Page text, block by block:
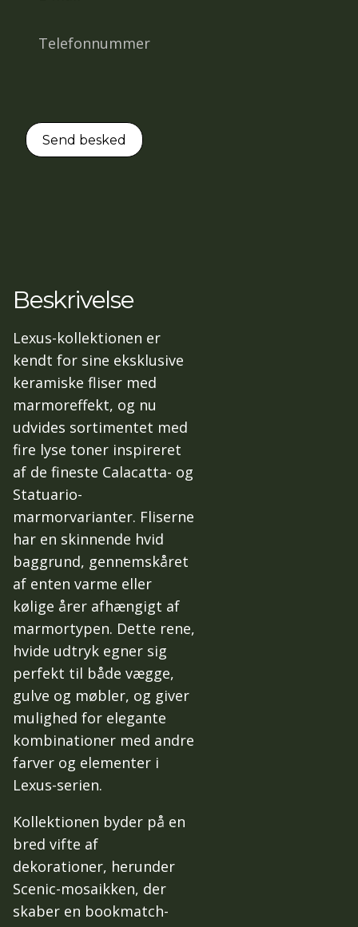
Beskrivelse
Lexus-kollektionen er
kendt for sine eksklusive
keramiske fliser med
marmoreffekt, og nu
udvides sortimentet med
fire lyse toner inspireret
af de fineste Calacatta- og
Statuario-
marmorvarianter. Fliserne
har en skinnende hvid
baggrund, gennemskåret
af enten varme eller
kølige årer afhængigt af
marmortypen. Dette rene,
hvide udtryk egner sig
perfekt til både vægge,
gulve og møbler, og giver
mulighed for elegante
kombinationer med andre
farver og elementer i
Lexus-serien.
Kollektionen byder på en
bred vifte af
dekorationer, herunder
Scenic-mosaikken, der
skaber en bookmatch-